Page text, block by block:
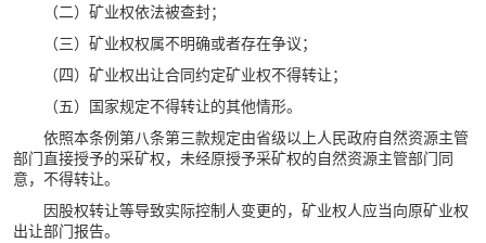
（二）矿业权依法被查封；
（三）矿业权权属不明确或者存在争议；
（四）矿业权出让合同约定矿业权不得转让；
（五）国家规定不得转让的其他情形。
依照本条例第八条第三款规定由省级以上人民政府自然资源主管
部门直接授予的采矿权，未经原授予采矿权的自然资源主管部门同
意，不得转让。
因股权转让等导致实际控制人变更的，矿业权人应当向原矿业权
出让部门报告。